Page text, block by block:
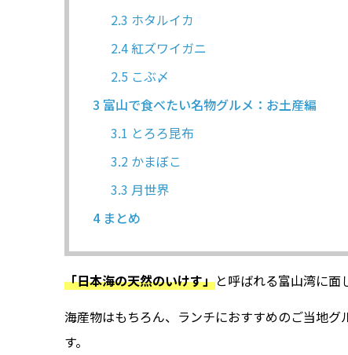
2.3 ホタルイカ
2.4紅ズワイガニ
2.5 こぶ〆
3 富山で食べたい名物グルメ：お土産編
3.1 とろろ昆布
3.2かまぼこ
3.3 月世界
4まとめ
「日本海の天然のいけす」と呼ばれる富山湾に面
海産物はもちろん、ランチにおすすめのご当地
す。